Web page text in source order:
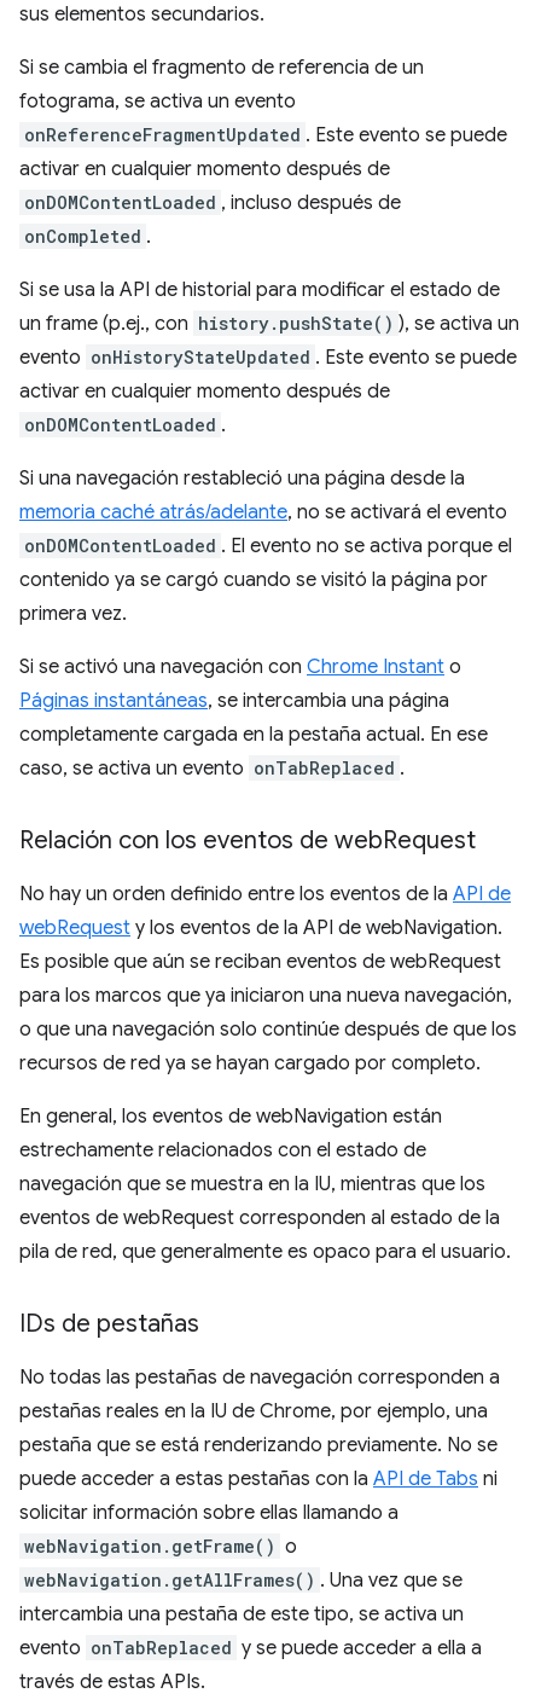
sus elementos secundarios.
Si se cambia el fragmento de referencia de un
fotograma, se activa un evento
onReferenceFragmentUpdated . Este evento se puede
activar en cualquier momento después de
onDOMContentLoaded , incluso después de
onCompleted .
Si se usa la API de historial para modificar el estado de
un frame (p.ej., con history.pushState() ), se activa un
evento onHistoryStateUpdated . Este evento se puede
activar en cualquier momento después de
onDOMContentLoaded .
Si una navegación restableció una página desde la
memoria caché atrás/adelante, no se activará el evento
onDOMContentLoaded . El evento no se activa porque el
contenido ya se cargó cuando se visitó la página por
primera vez.
Si se activó una navegación con Chrome Instant o
Páginas instantáneas, se intercambia una página
completamente cargada en la pestaña actual. En ese
caso, se activa un evento onTabReplaced .
Relación con los eventos de webRequest
No hay un orden definido entre los eventos de la API de
webRequest y los eventos de la API de webNavigation.
Es posible que aún se reciban eventos de webRequest
para los marcos que ya iniciaron una nueva navegación,
o que una navegación solo continúe después de que los
recursos de red ya se hayan cargado por completo.
En general, los eventos de webNavigation están
estrechamente relacionados con el estado de
navegación que se muestra en la IU, mientras que los
eventos de webRequest corresponden al estado de la
pila de red, que generalmente es opaco para el usuario.
IDs de pestañas
No todas las pestañas de navegación corresponden a
pestañas reales en la IU de Chrome, por ejemplo, una
pestaña que se está renderizando previamente. No se
puede acceder a estas pestañas con la API de Tabs ni
solicitar información sobre ellas llamando a
webNavigation.getFrame() o
webNavigation.getAllFrames() . Una vez que se
intercambia una pestaña de este tipo, se activa un
evento onTabReplaced y se puede acceder a ella a
través de estas APIs.